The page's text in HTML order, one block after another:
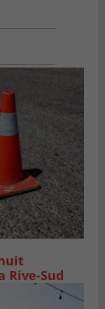
Rive-Sud